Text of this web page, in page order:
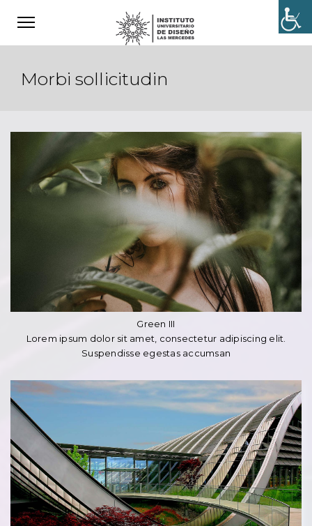
Morbi sollicitudin
Green III
Lorem ipsum dolor sit amet, consectetur adipiscing elit.
Suspendisse egestas accumsan